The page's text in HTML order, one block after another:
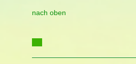
nach oben